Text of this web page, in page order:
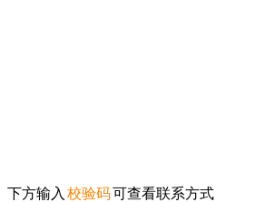
下方输入 校验码可查看联系方式